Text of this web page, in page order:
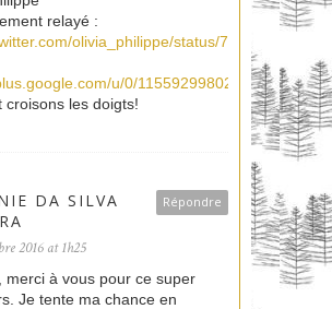
relayé :
olivia_philippe/status/
u/0/115592998026990485853/
croisons les doigts!
Répondre
DA SILVA
2016 at 1h25
merci à vous pour ce super
Je tente ma chance en